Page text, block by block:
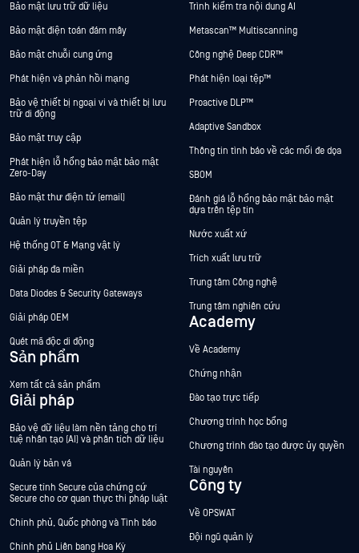
Bảo mật lưu trữ dữ liệu
Bảo mật điện toán đám mây
Bảo mật chuỗi cung ứng
Phát hiện và phản hồi mạng
Bảo vệ thiết bị ngoại vi và thiết bị lưu
trữ di động
Bảo mật truy cập
Phát hiện lỗ hổng bảo mật bảo mật
Zero-Day
Bảo mật thư điện tử (email)
Quản lý truyền tệp
Hệ thống OT & Mạng vật lý
Giải pháp đa miền
Data Diodes & Security Gateways
Giải pháp OEM
Quét mã độc di động
Sản phẩm
Xem tất cả sản phẩm
Giải pháp
Bảo vệ dữ liệu làm nền tảng cho trí
tuệ nhân tạo (AI) và phân tích dữ liệu
Quản lý bản vá
Secure tính Secure của chứng cứ
Secure cho cơ quan thực thi pháp luật
Chính phủ, Quốc phòng và Tình báo
Chính phủ Liên bang Hoa Kỳ
Trình kiểm tra nội dung AI
Metascan™ Multiscanning
Công nghệ Deep CDR™
Phát hiện loại tệp™
Proactive DLP™
Adaptive Sandbox
Thông tin tình báo về các mối đe dọa
SBOM
Đánh giá lỗ hổng bảo mật bảo mật
dựa trên tệp tin
Nước xuất xứ
Trích xuất lưu trữ
Trung tâm Công nghệ
Trung tâm nghiên cứu
Academy
Về Academy
Chứng nhận
Đào tạo trực tiếp
Chương trình học bổng
Chương trình đào tạo được ủy quyền
Tài nguyên
Công ty
Về OPSWAT
Đội ngũ quản lý